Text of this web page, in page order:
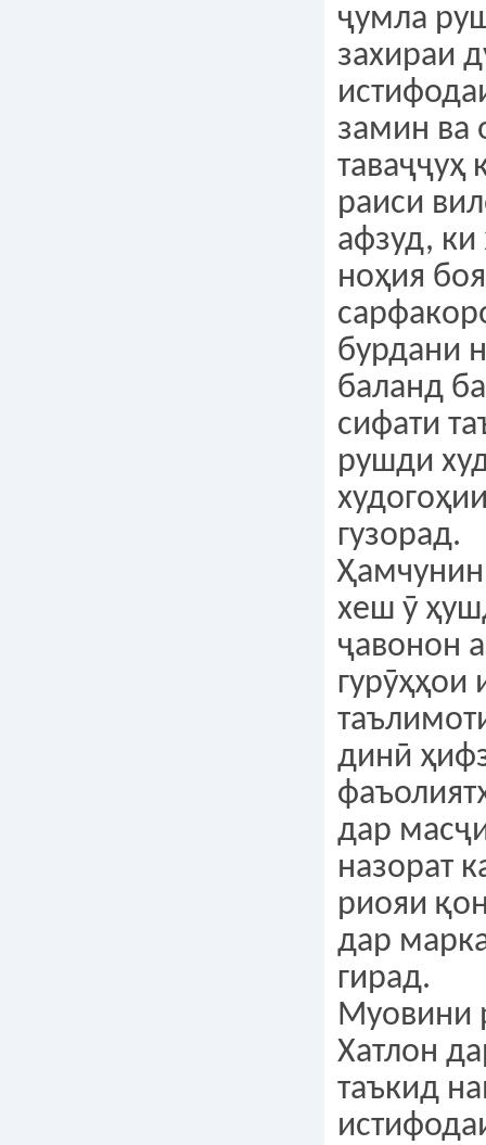
ҷумла
захираи
замин ва
таваҷҷуҳ
раиси
афзуд, ки
ноҳия
бурдани
баланд
сифати
рушди
гузорад.
хеш ӯ
ҷавонон
гурӯҳҳои
динӣ
дар
назорат
риояи
дар
гирад.
Муовини
Хатлон
таъкид